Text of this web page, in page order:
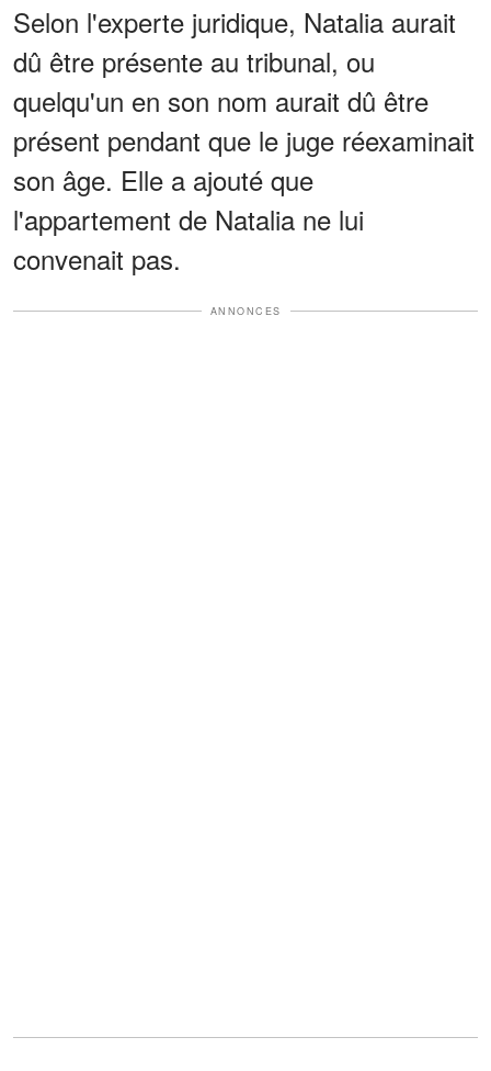
Selon l'experte juridique, Natalia aurait
dû être présente au tribunal, ou
quelqu'un en son nom aurait dû être
présent pendant que le juge réexaminait
son âge. Elle a ajouté que
l'appartement de Natalia ne lui
convenait pas.
ANNONCES